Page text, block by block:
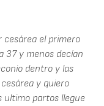
cesárea el primero
37 y menos decían
dentro y las
y quiero
ultimo partos llegue